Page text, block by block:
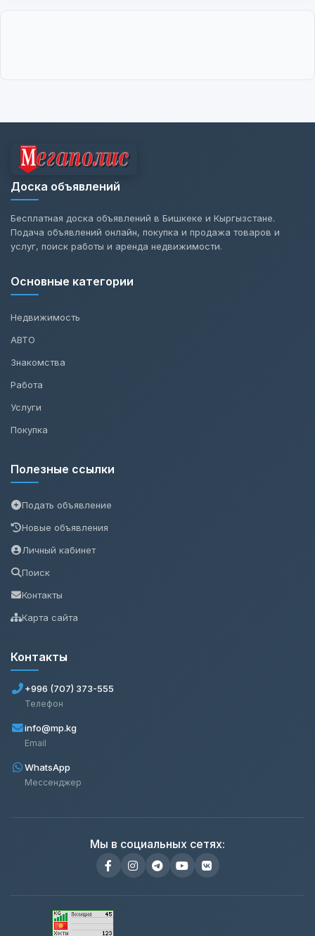
Доска объявлений
Бесплатная доска объявлений в Бишкеке и Кыргызстане.
Подача объявлений онлайн, покупка и продажа товаров и
услуг, поиск работы и аренда недвижимости.
Основные категории
Недвижимость
АВТО
Знакомства
Работа
Услуги
Покупка
Полезные ссылки
Подать объявление
Новые объявления
Личный кабинет
Поиск
Контакты
Карта сайта
Контакты
+996 (707) 373-555
Телефон
info@mp.kg
Email
WhatsApp
Мессенджер
Мы в социальных сетях: